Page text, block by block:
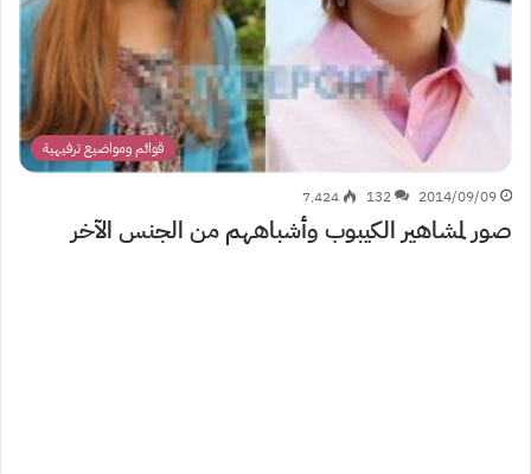
قوائم ومواضيع ترفيهية
2014/09/09
132 7٬424
صور لمشاهير الكيبوب وأشباههم من الجنس الآخر